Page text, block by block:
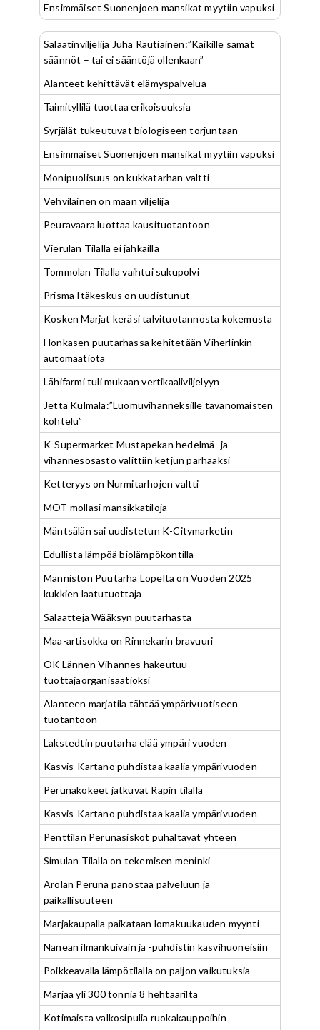
Ensimmäiset Suonenjoen mansikat myytiin vapuksi
Salaatinviljelijä Juha Rautiainen:”Kaikille samat
säännöt – tai ei sääntöjä ollenkaan”
Alanteet kehittävät elämyspalvelua
Taimityllilä tuottaa erikoisuuksia
Syrjälät tukeutuvat biologiseen torjuntaan
Ensimmäiset Suonenjoen mansikat myytiin vapuksi
Monipuolisuus on kukkatarhan valtti
Vehviläinen on maan viljelijä
Peuravaara luottaa kausituotantoon
Vierulan Tilalla ei jahkailla
Tommolan Tilalla vaihtui sukupolvi
Prisma Itäkeskus on uudistunut
Kosken Marjat keräsi talvituotannosta kokemusta
Honkasen puutarhassa kehitetään Viherlinkin
automaatiota
Lähifarmi tuli mukaan vertikaaliviljelyyn
Jetta Kulmala:”Luomuvihanneksille tavanomaisten
kohtelu”
K-Supermarket Mustapekan hedelmä- ja
vihannesosasto valittiin ketjun parhaaksi
Ketteryys on Nurmitarhojen valtti
MOT mollasi mansikkatiloja
Mäntsälän sai uudistetun K-Citymarketin
Edullista lämpöä biolämpökontilla
Männistön Puutarha Lopelta on Vuoden 2025
kukkien laatutuottaja
Salaatteja Wääksyn puutarhasta
Maa-artisokka on Rinnekarin bravuuri
OK Lännen Vihannes hakeutuu
tuottajaorganisaatioksi
Alanteen marjatila tähtää ympärivuotiseen
tuotantoon
Lakstedtin puutarha elää ympäri vuoden
Kasvis-Kartano puhdistaa kaalia ympärivuoden
Perunakokeet jatkuvat Räpin tilalla
Kasvis-Kartano puhdistaa kaalia ympärivuoden
Penttilän Perunasiskot puhaltavat yhteen
Simulan Tilalla on tekemisen meninki
Arolan Peruna panostaa palveluun ja
paikallisuuteen
Marjakaupalla paikataan lomakuukauden myynti
Nanean ilmankuivain ja -puhdistin kasvihuoneisiin
Poikkeavalla lämpötilalla on paljon vaikutuksia
Marjaa yli 300 tonnia 8 hehtaarilta
Kotimaista valkosipulia ruokakauppoihin